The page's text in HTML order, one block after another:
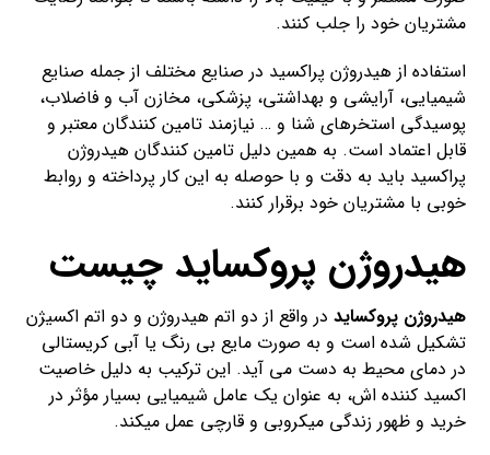
مشتریان خود را جلب کنند.
استفاده از هیدروژن پراکسید در صنایع مختلف از جمله صنایع
شیمیایی، آرایشی و بهداشتی، پزشکی، مخازن آب و فاضلاب،
پوسیدگی استخرهای شنا و … نیازمند تامین کنندگان معتبر و
قابل اعتماد است. به همین دلیل تامین کنندگان هیدروژن
پراکسید باید به دقت و با حوصله به این کار پرداخته و روابط
خوبی با مشتریان خود برقرار کنند.
هیدروژن پروکساید چیست
هیدروژن پروکساید در واقع از دو اتم هیدروژن و دو اتم اکسیژن
تشکیل شده است و به صورت مایع بی رنگ یا آبی کریستالی
در دمای محیط به دست می آید. این ترکیب به دلیل خاصیت
اکسید کننده اش، به عنوان یک عامل شیمیایی بسیار مؤثر در
خرید و ظهور زندگی میکروبی و قارچی عمل میکند.